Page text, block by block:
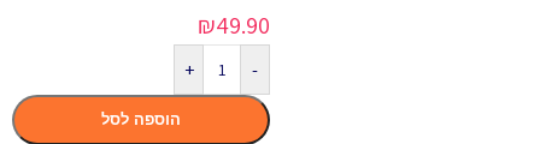
₪49.90
-
+
הוספה לסל